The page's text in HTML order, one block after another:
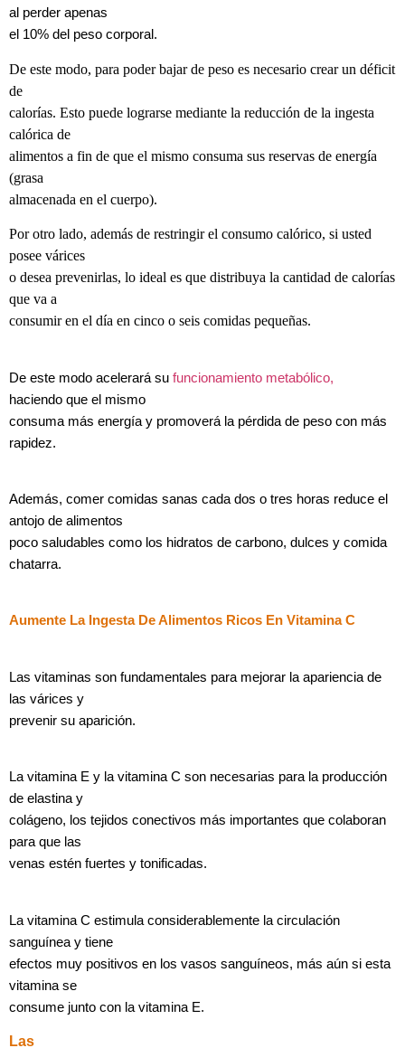
al perder apenas
el 10% del peso corporal.
De este modo, para poder bajar de peso es necesario crear un déficit
de
calorías. Esto puede lograrse mediante la reducción de la ingesta
calórica de
alimentos a fin de que el mismo consuma sus reservas de energía
(grasa
almacenada en el cuerpo).
Por otro lado, además de restringir el consumo calórico, si usted
posee várices
o desea prevenirlas, lo ideal es que distribuya la cantidad de calorías
que va a
consumir en el día en cinco o seis comidas pequeñas.
De este modo acelerará su funcionamiento metabólico,
haciendo que el mismo
consuma más energía y promoverá la pérdida de peso con más
rapidez.
Además, comer comidas sanas cada dos o tres horas reduce el
antojo de alimentos
poco saludables como los hidratos de carbono, dulces y comida
chatarra.
Aumente La Ingesta De Alimentos Ricos En Vitamina C
Las vitaminas son fundamentales para mejorar la apariencia de
las várices y
prevenir su aparición.
La vitamina E y la vitamina C son necesarias para la producción
de elastina y
colágeno, los tejidos conectivos más importantes que colaboran
para que las
venas estén fuertes y tonificadas.
La vitamina C estimula considerablemente la circulación
sanguínea y tiene
efectos muy positivos en los vasos sanguíneos, más aún si esta
vitamina se
consume junto con la vitamina E.
Las